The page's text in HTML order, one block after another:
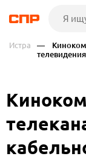
Истра
—